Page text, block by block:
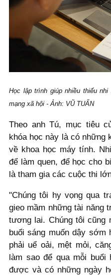
Học lập trình giúp nhiều thiếu
mạng xã hội - Ảnh: VŨ TUẤN
Theo anh Tú, mục tiêu
khóa học này là có những
về khoa học máy tính.
để làm quen, để học cho
là tham gia các cuộc thi
"Chúng tôi hy vọng qua
gieo mầm những tài năng
tương lai. Chúng tôi cũng
buổi sáng muốn dậy sớm
phải uể oải, mệt mỏi,
làm sao để qua mỗi
được và có những ngày